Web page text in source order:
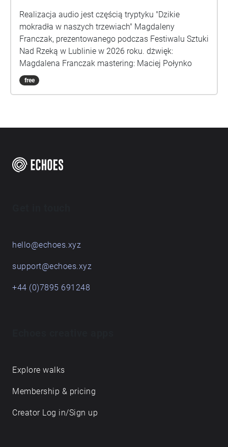
Realizacja audio jest częścią tryptyku "Dzikie
mokradła w naszych trzewiach" Magdaleny
Franczak, prezentowanego podczas Festiwalu Sztuki
Nad Rzeką w Lublinie w 2026 roku. dżwięk:
Magdalena Franczak mastering: Maciej Połynko
free
hello@echoes.xyz
support@echoes.xyz
+44 (0)7895 691248
Explore walks
Membership & pricing
Creator Log in/Sign up